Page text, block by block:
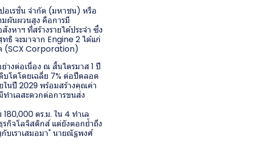
อเรชั่น จำกัด (มหาชน) หรือ
มผันผวนสูง คือการมี
หาฯ ที่สร้างรายได้ประจำ ซึ่ง
ธิ จะมาจาก Engine 2 ได้แก่
(SCX Corporation)
งต่อเนื่อง ณ สิ้นไตรมาส 1 ปี
บโตโดยเฉลี่ย 7% ต่อปีตลอด
นปี 2029 พร้อมสร้างคุณค่า
ำเลสะดวกต่อการขนส่ง
ตร.ม. ใน 4 ทำเล
กิจโลจิสติกส์ แต่ยังตอกย้ำถึง
บเราเสมอมา" นายณัฐพงศ์